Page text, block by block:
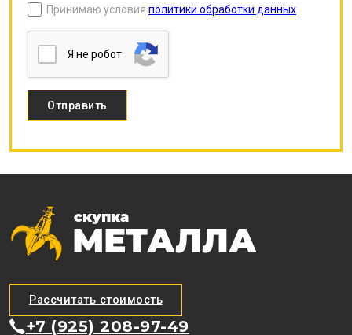
Принимаю условия политики обработки данных
Я нe poбoт
Рассчитать стоимость
+7 (925) 208-97-49